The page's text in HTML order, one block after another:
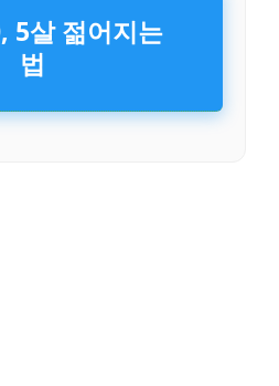
5살 젊어지는
법